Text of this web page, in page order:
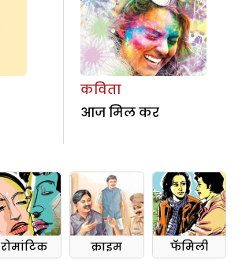
कविता
आज मिल कर
रोमांटिक क्राइम फॅमिली